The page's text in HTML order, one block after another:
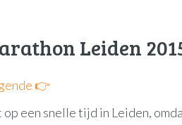
Leiden
👉
op een snelle tijd in Leiden,